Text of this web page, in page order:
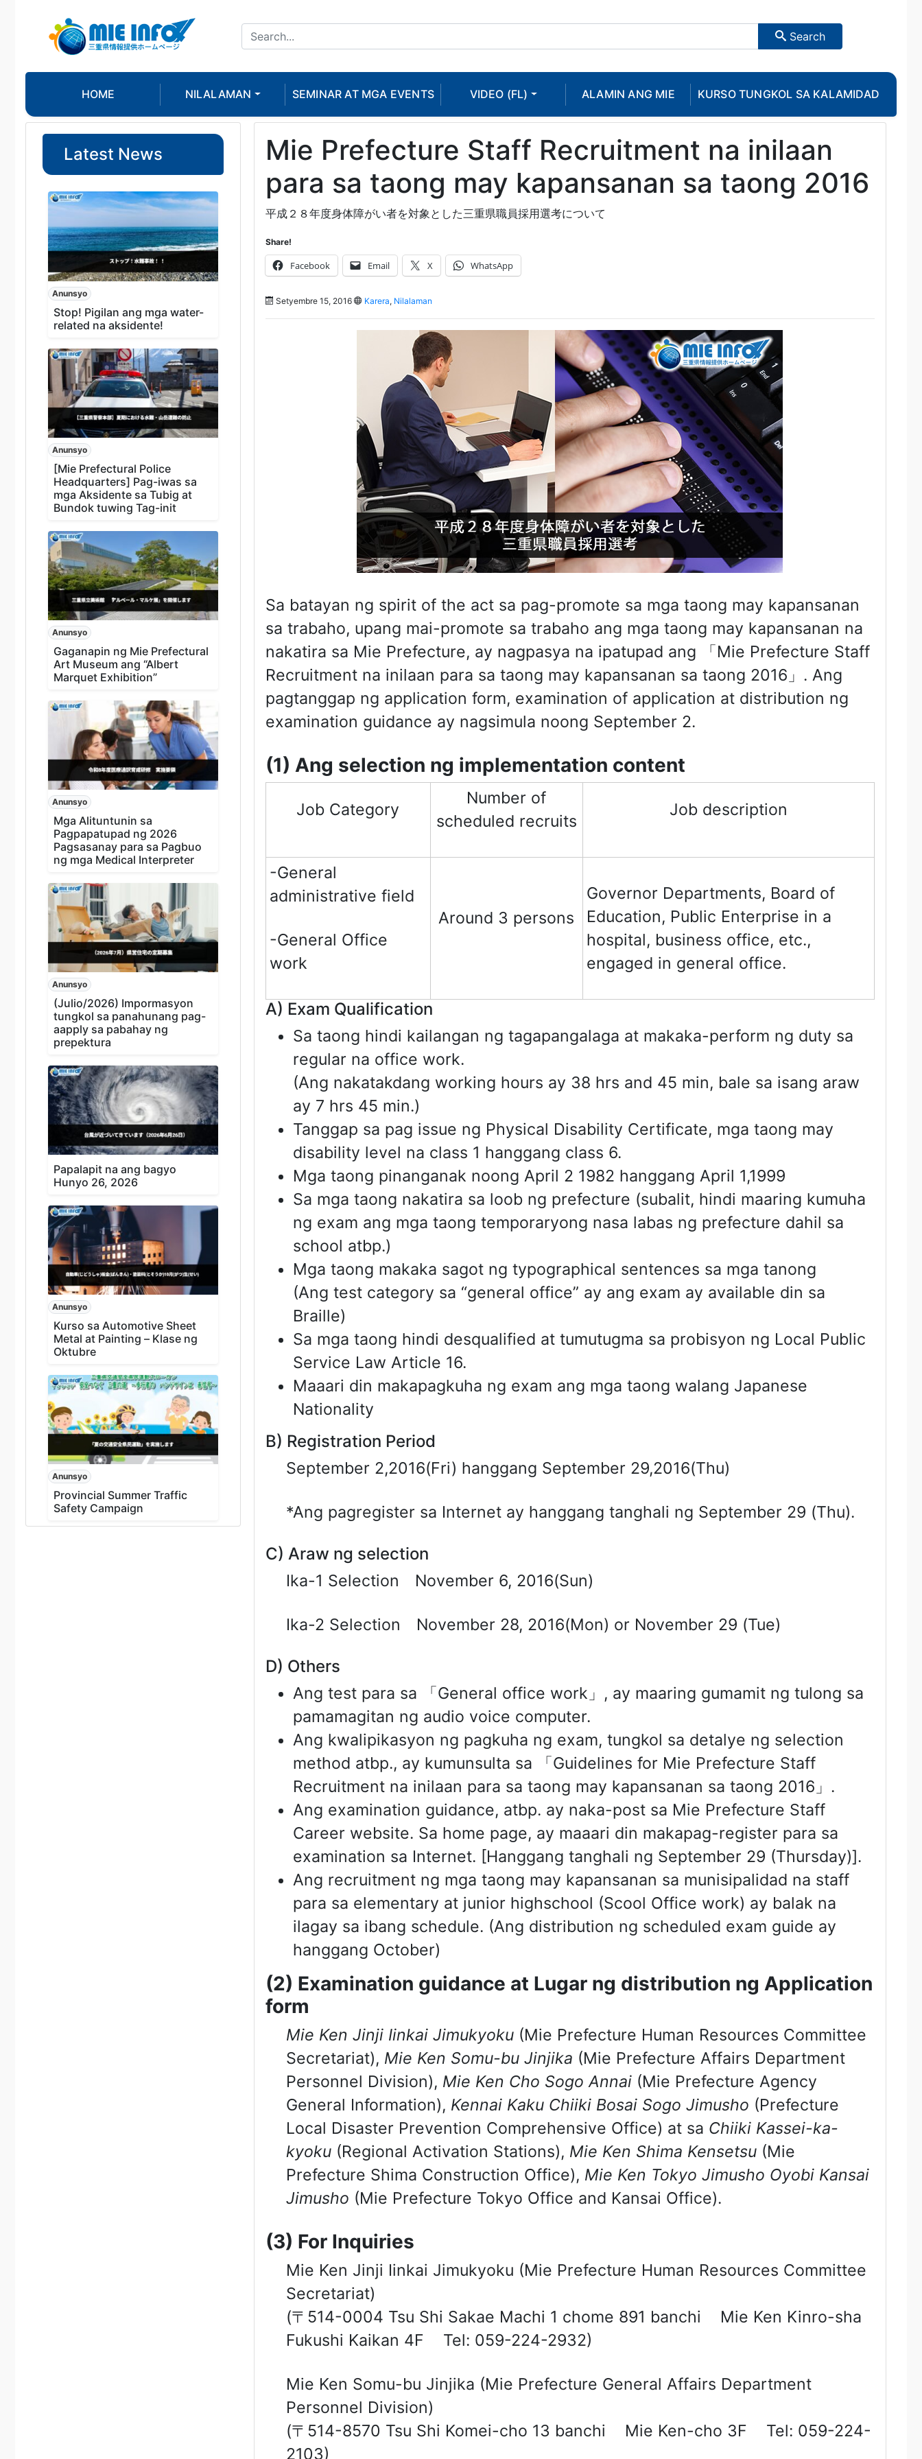
Search
HOME NILALAMAN SEMINAR AT MGA EVENTS VIDEO (FL) ALAMIN ANG MIE KURSO TUNGKOL SA KALAMIDAD
Latest News
Anunsyo
Stop! Pigilan ang mga water-
related na aksidente!
Anunsyo
[Mie Prefectural Police
Headquarters] Pag-iwas sa
mga Aksidente sa Tubig at
Bundok tuwing Tag-init
Anunsyo
Gaganapin ng Mie Prefectural
Art Museum ang “Albert
Marquet Exhibition”
Anunsyo
Mga Alituntunin sa
Pagpapatupad ng 2026
Pagsasanay para sa Pagbuo
ng mga Medical Interpreter
Anunsyo
(Julio/2026) Impormasyon
tungkol sa panahunang pag-
aapply sa pabahay ng
prepektura
Papalapit na ang bagyo
Hunyo 26, 2026
Anunsyo
Kurso sa Automotive Sheet
Metal at Painting – Klase ng
Oktubre
Anunsyo
Provincial Summer Traffic
Safety Campaign
Mie Prefecture Staff Recruitment na inilaan
para sa taong may kapansanan sa taong 2016
平成２８年度身体障がい者を対象とした三重県職員採用選考について
Share!
Facebook Email X WhatsApp
Setyembre 15, 2016 Karera, Nilalaman
Sa batayan ng spirit of the act sa pag-promote sa mga taong may kapansanan
sa trabaho, upang mai-promote sa trabaho ang mga taong may kapansanan na
nakatira sa Mie Prefecture, ay nagpasya na ipatupad ang 「Mie Prefecture Staff
Recruitment na inilaan para sa taong may kapansanan sa taong 2016」. Ang
pagtanggap ng application form, examination of application at distribution ng
examination guidance ay nagsimula noong September 2.
(1) Ang selection ng implementation content
Job Category
Number of
scheduled recruits
Job description
-General
administrative field
-General Office
work
Around 3 persons
Governor Departments, Board of
Education, Public Enterprise in a
hospital, business office, etc.,
engaged in general office.
A) Exam Qualification
Sa taong hindi kailangan ng tagapangalaga at makaka-perform ng duty sa
regular na office work.
(Ang nakatakdang working hours ay 38 hrs and 45 min, bale sa isang araw
ay 7 hrs 45 min.)
Tanggap sa pag issue ng Physical Disability Certificate, mga taong may
disability level na class 1 hanggang class 6.
Mga taong pinanganak noong April 2 1982 hanggang April 1,1999
Sa mga taong nakatira sa loob ng prefecture (subalit, hindi maaring kumuha
ng exam ang mga taong temporaryong nasa labas ng prefecture dahil sa
school atbp.)
Mga taong makaka sagot ng typographical sentences sa mga tanong
(Ang test category sa “general office” ay ang exam ay available din sa
Braille)
Sa mga taong hindi desqualified at tumutugma sa probisyon ng Local Public
Service Law Article 16.
Maaari din makapagkuha ng exam ang mga taong walang Japanese
Nationality
B) Registration Period
September 2,2016(Fri) hanggang September 29,2016(Thu)
*Ang pagregister sa Internet ay hanggang tanghali ng September 29 (Thu).
C) Araw ng selection
Ika-1 Selection November 6, 2016(Sun)
Ika-2 Selection November 28, 2016(Mon) or November 29 (Tue)
D) Others
Ang test para sa 「General office work」, ay maaring gumamit ng tulong sa
pamamagitan ng audio voice computer.
Ang kwalipikasyon ng pagkuha ng exam, tungkol sa detalye ng selection
method atbp., ay kumunsulta sa 「Guidelines for Mie Prefecture Staff
Recruitment na inilaan para sa taong may kapansanan sa taong 2016」.
Ang examination guidance, atbp. ay naka-post sa Mie Prefecture Staff
Career website. Sa home page, ay maaari din makapag-register para sa
examination sa Internet. [Hanggang tanghali ng September 29 (Thursday)].
Ang recruitment ng mga taong may kapansanan sa munisipalidad na staff
para sa elementary at junior highschool (Scool Office work) ay balak na
ilagay sa ibang schedule. (Ang distribution ng scheduled exam guide ay
hanggang October)
(2) Examination guidance at Lugar ng distribution ng Application
form
Mie Ken Jinji Iinkai Jimukyoku(Mie Prefecture Human Resources Committee
Secretariat), Mie Ken Somu-bu Jinjika (Mie Prefecture Affairs Department
Personnel Division), Mie Ken Cho Sogo Annai(Mie Prefecture Agency
General Information), Kennai Kaku Chiiki Bosai Sogo Jimusho (Prefecture
Local Disaster Prevention Comprehensive Office) at sa Chiiki Kassei-ka-
kyoku(Regional Activation Stations), Mie Ken Shima Kensetsu(Mie
Prefecture Shima Construction Office), Mie Ken Tokyo Jimusho Oyobi Kansai
Jimusho (Mie Prefecture Tokyo Office and Kansai Office).
(3) For Inquiries
Mie Ken Jinji Iinkai Jimukyoku (Mie Prefecture Human Resources Committee
Secretariat)
(〒514-0004 Tsu Shi Sakae Machi 1 chome 891 banchi Mie Ken Kinro-sha
Fukushi Kaikan 4F Tel: 059-224-2932)
Mie Ken Somu-bu Jinjika (Mie Prefecture General Affairs Department
Personnel Division)
(〒514-8570 Tsu Shi Komei-cho 13 banchi Mie Ken-cho 3F Tel: 059-224-
2103)